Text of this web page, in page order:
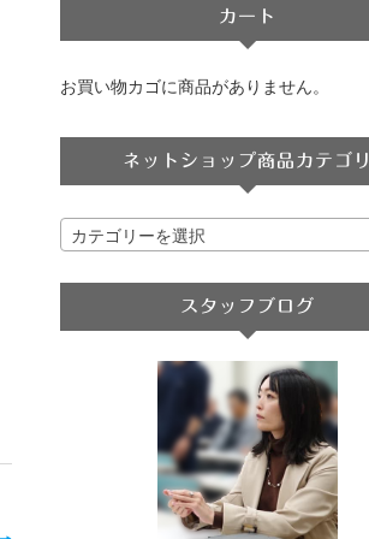
カート
お買い物カゴに商品がありません。
ネットショップ商品カテゴリ
カテゴリーを選択
スタッフブログ